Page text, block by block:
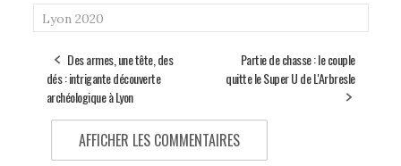
Lyon 2020
Des armes, une tête, des
dés : intrigante découverte
archéologique à Lyon
Partie de chasse : le couple
quitte le Super U de L'Arbresle
AFFICHER LES COMMENTAIRES